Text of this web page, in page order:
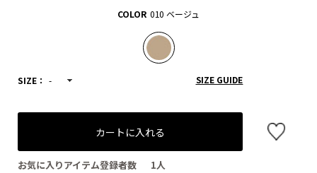
COLOR 010 ベージュ
SIZE： - SIZE GUIDE
カートに入れる
お気に入りアイテム登録者数 1人